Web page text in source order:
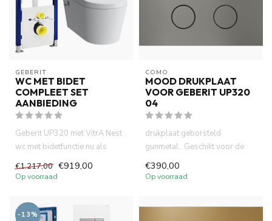
GEBERIT
WC MET BIDET
COMPLEET SET
AANBIEDING
Geberit UP320 met VitrA Nest
wc met bidetfunctie nu als
compleet pack in de aanb...
€1.217,00 €919,00
Op voorraad
COMO
MOOD DRUKPLAAT
VOOR GEBERIT UP320
04
drukplaat geborsteld
gunmetal.. Geschikt voor de
Geberit UP 320 Duo-Fresh
inbouw...
€390,00
Op voorraad
-13%